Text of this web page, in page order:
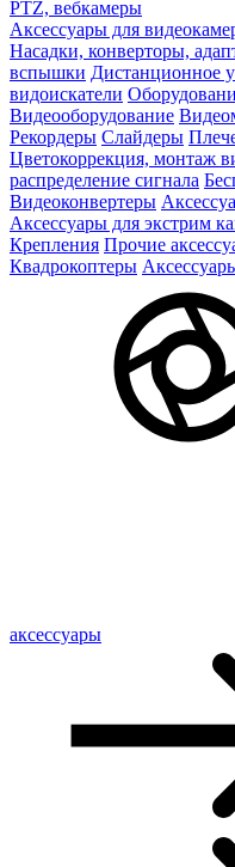
PTZ, вебкамеры
Аксессуары для
Насадки, конверторы,
вспышки Дистанционное
видоискатели
Видеооборудование
Рекордеры Слайдеры
Цветокоррекция, монтаж
распределение сигнала
Видеоконвертеры
Аксессуары для экстрим
Крепления Прочие
Квадрокоптеры
аксессуары